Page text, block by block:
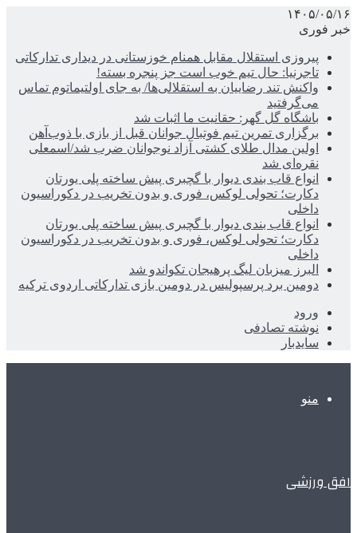
۱۴۰۵/۰۵/۱۶
خبر فوری
پیروزی استقلال مقابل همنام خوزستانی در دیداری تدارکاتی
تاجرنیا: حال تیم خوب است جز پنجره بسته!
واکنش تند رضاییان به استقلالی‌ها/ به جای اولتیماتوم تماس
می‌گرفتید
باشگاه گل گهر: حقانیت ما اثبات شد
برگزاری تمرین تیم فوتبال جوانان قبل از بازی با ذوب‌آهن
اولین مدال طلای کشتی آزاد نوجوانان ضرب شد/اسمعلی
نقره‌ای شد
انواع قاب بندی دیوار با گچبری پیش ساخته پلی یورتان
دکارت؛ تحولی لوکس، فوری و بدون تخریب در دکوراسیون
داخلی
انواع قاب بندی دیوار با گچبری پیش ساخته پلی یورتان
دکارت؛ تحولی لوکس، فوری و بدون تخریب در دکوراسیون
داخلی
البرز میزبان لیگ پرهیجان تکواندو شد
دومین برد پرسپولیس در دومین بازی تدارکاتی اردوی ترکیه
ورود
نوشته تصادفی
سایدبار
منو
افق ورزشی